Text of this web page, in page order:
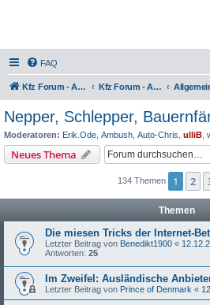
FAQ
Kfz Forum - Auto, Motorrad und LKW Kfz Forum - Auto, Motorrad und LKW
Nepper, Schlepper,
Moderatoren: Erik.Ode Ambush Auto-Chris ulliB
Neues Thema
134 Themen 1 2
Themen
Die miesen Tricks der Internet-
Letzter Beitrag von Benedikt1900 «
Antworten: 25
Im Zweifel: Ausländische
Letzter Beitrag von Prince of Denmark «